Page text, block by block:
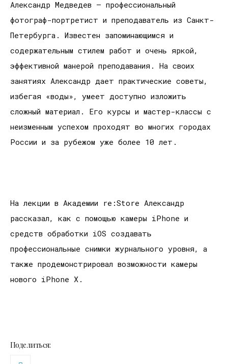
Александр Медведев — профессиональный
фотограф-портретист и преподаватель из Санкт-
Петербурга. Известен запоминающимся и
содержательным стилем работ и очень яркой,
эффективной манерой преподавания. На своих
занятиях Александр дает практические советы,
избегая «воды», умеет доступно изложить
сложный материал. Его курсы и мастер-классы с
неизменным успехом проходят во многих городах
России и за рубежом уже более 10 лет.
На лекции в Академии re:Store Александр
рассказал, как с помощью камеры iPhone и
средств обработки iOS создавать
профессиональные снимки журнального уровня, а
также продемонстрировал возможности камеры
нового iPhone X.
Поделиться: